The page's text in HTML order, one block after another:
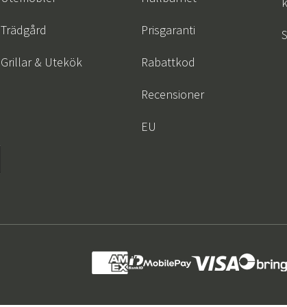
Sverige
Danmark
Suomi
Underhållsprodukter
Trädgård
Grillar & Utekök
Prisgaranti
Rabattkod
Recensioner
EU